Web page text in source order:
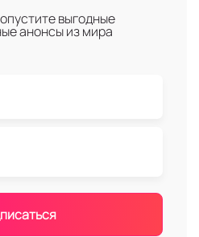
выгодные
анонсы из мира